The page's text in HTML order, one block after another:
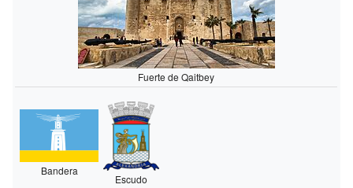
Fuerte de Qaitbey
Bandera
Escudo